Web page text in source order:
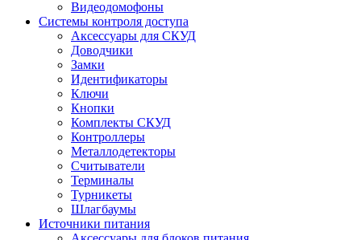
Видеодомофоны
Системы контроля доступа
Аксессуары для СКУД
Доводчики
Замки
Идентификаторы
Ключи
Кнопки
Комплекты СКУД
Контроллеры
Металлодетекторы
Считыватели
Терминалы
Турникеты
Шлагбаумы
Источники питания